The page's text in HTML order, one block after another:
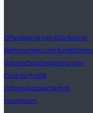
Offenlegung von ESG-Ratings
Bedingungen und Konditionen
Datenschutzbestimmungen
Cookies-Politik
Informationssicherheit
Impressum